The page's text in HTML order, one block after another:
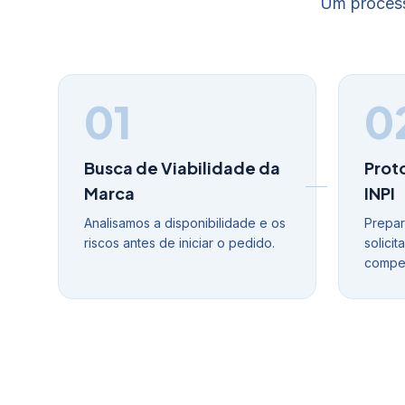
01
Busca de Viabilidade da
Marca
Analisamos a disponibilidade e os
riscos antes de iniciar o pedido.
INPI